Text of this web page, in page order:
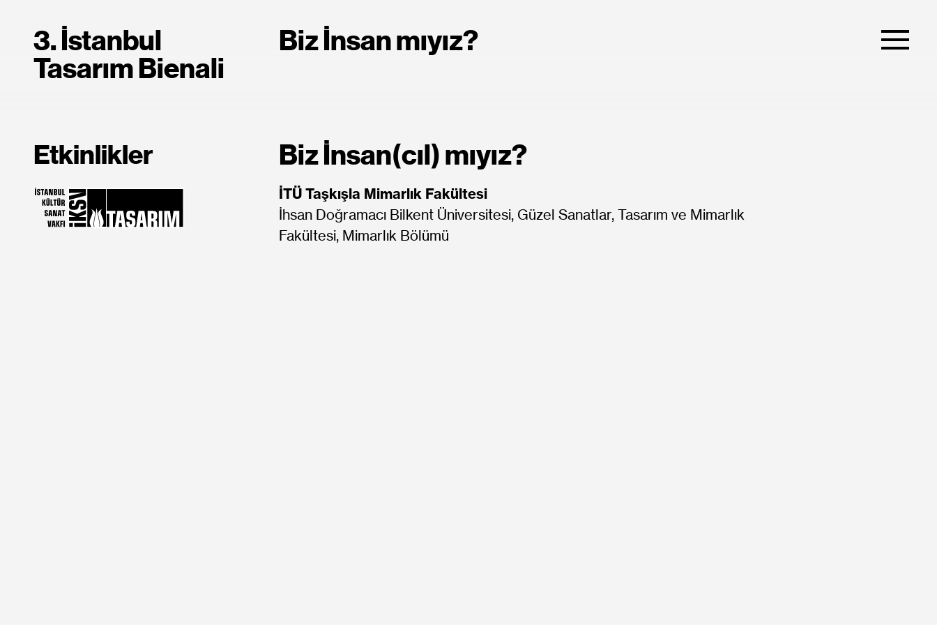
3. İstanbul
Tasarım Bienali
Biz İnsan mıyız?
Etkinlikler Biz İnsan(cıl) mıyız?
İTÜ Taşkışla Mimarlık Fakültesi
İhsan Doğramacı Bilkent Üniversitesi, Güzel Sanatlar, Tasarım ve Mimarlık
Fakültesi, Mimarlık Bölümü